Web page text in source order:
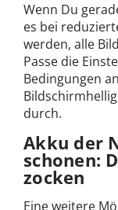
Wenn Du
es bei
werden, alle
Passe die
Bedingungen
durch.
Akku der
schonen:
zocken
Eine weitere